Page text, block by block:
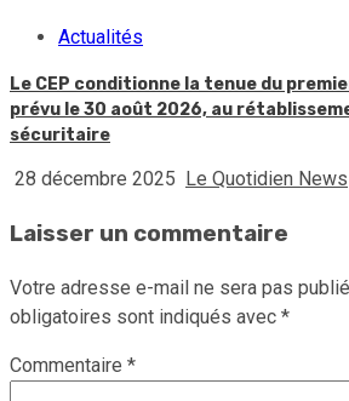
Actualités
Le CEP conditionne la tenue du
prévu le 30 août 2026, au
sécuritaire
28 décembre 2025 Le Quotidien News
Laisser un commentaire
Votre adresse e-mail ne sera pas
obligatoires sont indiqués avec *
Commentaire *